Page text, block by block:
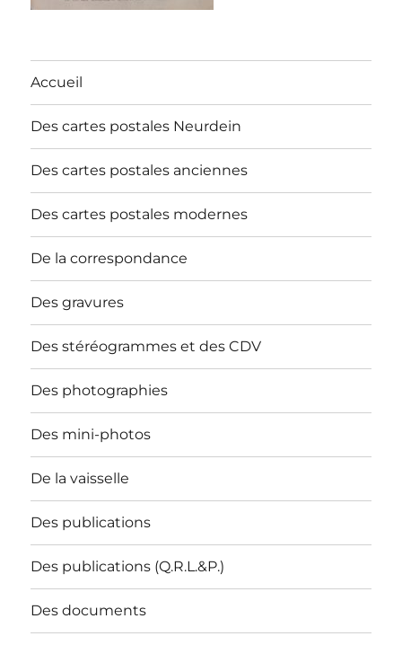
Accueil
Des cartes postales Neurdein
Des cartes postales anciennes
Des cartes postales modernes
De la correspondance
Des gravures
Des stéréogrammes et des CDV
Des photographies
Des mini-photos
De la vaisselle
Des publications
Des publications (Q.R.L.&P.)
Des documents